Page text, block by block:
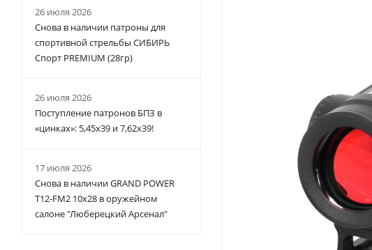
26 июля 2026
Снова в наличии патроны для
спортивной стрельбы СИБИРЬ
Спорт PREMIUM (28гр)
26 июля 2026
Поступление патронов БПЗ в
«цинках»: 5,45х39 и 7,62х39!
17 июля 2026
Снова в наличии GRAND POWER
T12-FM2 10x28 в оружейном
салоне "Люберецкий Арсенал"